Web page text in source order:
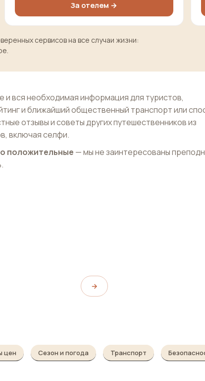
За отелем →
сервисов на все случаи жизни:
вся необходимая информация для туристов,
и ближайший общественный транспорт или
отзывы и советы других путешественников из
включая селфи.
положительные — мы не заинтересованы
→
цен Сезон и погода Транспорт